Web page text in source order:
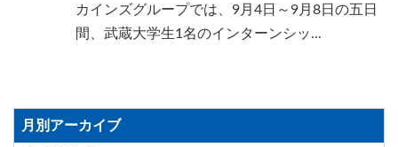
カインズグループでは、9月4日～9月8日の五日
間、武蔵大学生1名のインターンシッ...
月別アーカイブ